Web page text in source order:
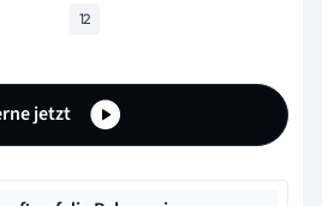
12
jetzt